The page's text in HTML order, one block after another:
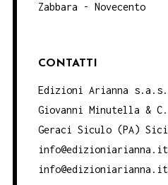
Zabbara - Novecento
CONTATTI
Edizioni Arianna
Giovanni Minutella &
Geraci Siculo (PA)
info@edizioniarianna.it
info@edizioniarianna.it